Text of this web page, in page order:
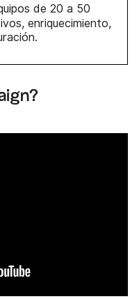
de 20 a 50
enriquecimiento,